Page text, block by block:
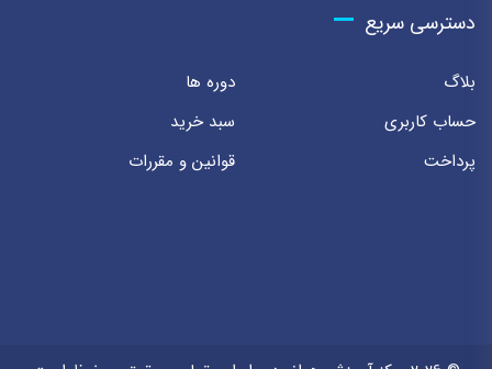
دسترسی سریع
بلاگ
دوره ها
حساب کاربری
سبد خرید
پرداخت
قوانین و مقررات